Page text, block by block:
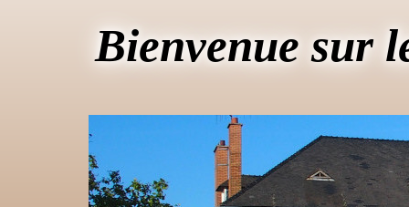
Bienvenue sur